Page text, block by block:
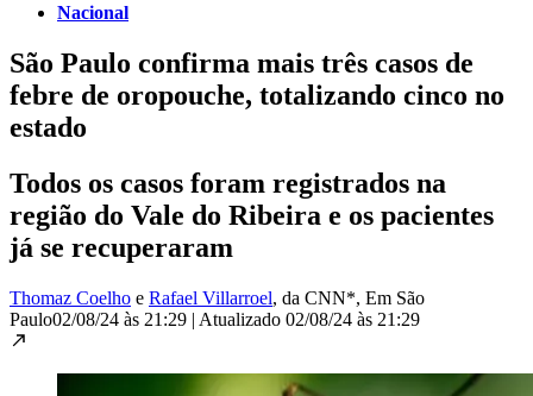
Nacional
São Paulo confirma mais três casos de
febre de oropouche, totalizando cinco no
estado
Todos os casos foram registrados na
região do Vale do Ribeira e os pacientes
já se recuperaram
Thomaz Coelho e Rafael Villarroel, da CNN*, Em São
Paulo02/08/24 às 21:29 | Atualizado 02/08/24 às 21:29